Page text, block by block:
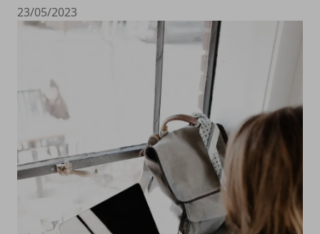
23/05/2023